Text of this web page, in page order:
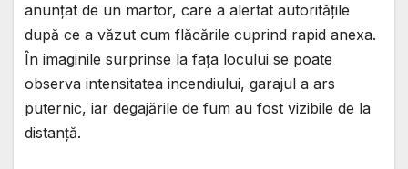
anunțat de un martor, care a alertat autoritățile
după ce a văzut cum flăcările cuprind rapid anexa.
În imaginile surprinse la fața locului se poate
observa intensitatea incendiului, garajul a ars
puternic, iar degajările de fum au fost vizibile de la
distanță.